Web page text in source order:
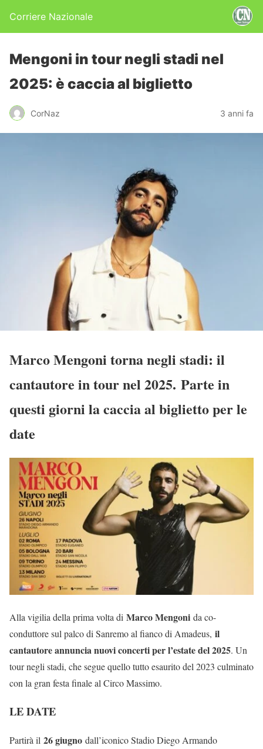
Corriere Nazionale
Mengoni in tour negli stadi nel
2025: è caccia al biglietto
CorNaz 3 anni fa
Marco Mengoni torna negli stadi: il
cantautore in tour nel 2025. Parte in
questi giorni la caccia al biglietto per le
date
Alla vigilia della prima volta di Marco Mengoni da co-
conduttore sul palco di Sanremo al fianco di Amadeus, il
cantautore annuncia nuovi concerti per l’estate del 2025. Un
tour negli stadi, che segue quello tutto esaurito del 2023 culminato
con la gran festa finale al Circo Massimo.
LE DATE
Partirà il 26 giugno dall’iconico Stadio Diego Armando